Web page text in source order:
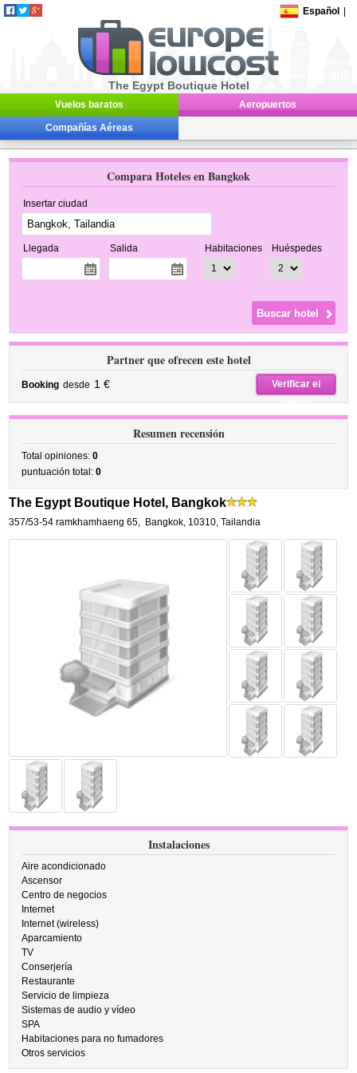
Español
The Egypt Boutique Hotel
Vuelos baratos Aeropuertos
Compañías Aéreas
Compara Hoteles en Bangkok
Insertar ciudad
Llegada Salida Habitaciones Huéspedes
Partner que ofrecen este hotel
Booking desde 1 €
Verificar el
precio
Resumen recensión
Total opiniones:0
puntuación total:0
The Egypt Boutique Hotel, Bangkok
357/53-54 ramkhamhaeng 65, Bangkok, 10310, Tailandia
Instalaciones
Aire acondicionado
Ascensor
Centro de negocios
Internet
Internet (wireless)
Aparcamiento
TV
Conserjería
Restaurante
Servicio de limpieza
Sistemas de audio y vídeo
SPA
Habitaciones para no fumadores
Otros servicios